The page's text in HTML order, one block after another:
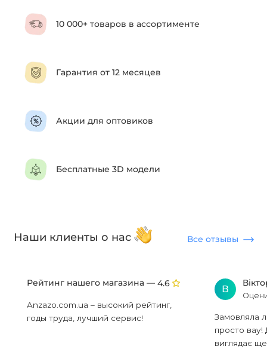
10 000+ товаров в ассортименте
Гарантия от 12 месяцев
Акции для оптовиков
Бесплатные 3D модели
Наши клиенты о нас Все отзывы
Рейтинг нашего магазина — 4.6
Anzazo.com.ua – высокий рейтинг,
годы труда, лучший сервис!
В
Замовляла
просто вау!
виглядає